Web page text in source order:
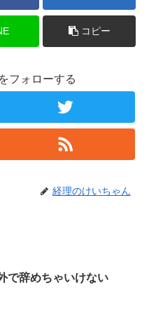
コピー
フォローする
経理のけいちゃん
で辞めちゃいけない